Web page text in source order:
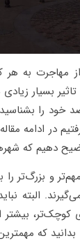
از مهاجرت به
بسیار
خود را
در ادامه
دهیم که
و بزرگ‌تر
البته
کوچک‌تر،
بدانید که